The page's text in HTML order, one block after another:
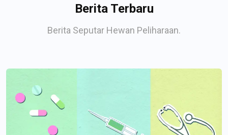
Berita Terbaru
Berita Seputar Hewan Peliharaan.